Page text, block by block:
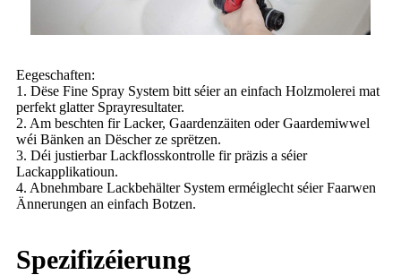
Eegeschaften:
1. Dëse Fine Spray System bitt séier an einfach Holzmolerei mat
perfekt glatter Sprayresultater.
2. Am beschten fir Lacker, Gaardenzäiten oder Gaardemiwwel
wéi Bänken an Dëscher ze sprëtzen.
3. Déi justierbar Lackflosskontrolle fir präzis a séier
Lackapplikatioun.
4. Abnehmbare Lackbehälter System erméiglecht séier Faarwen
Ännerungen an einfach Botzen.
Spezifizéierung